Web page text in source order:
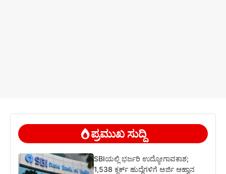
ಪ್ರಮುಖ ಸುದ್ದಿ
SBIಯಲ್ಲಿ ಭರ್ಜರಿ ಉದ್ಯೋಗಾವಕಾಶ;
1,538 ಕ್ಲರ್ಕ್ ಹುದ್ದೆಗಳಿಗೆ ಅರ್ಜಿ ಆಹ್ವಾನ